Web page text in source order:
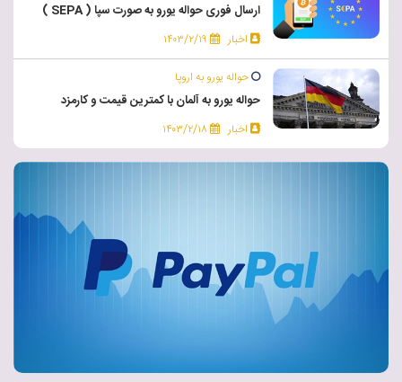
ارسال فوری حواله یورو به صورت سپا ( SEPA )
اخبار ۱۴۰۳/۲/۱۹
حواله یورو به اروپا
حواله یورو به آلمان با کمترین قیمت و کارمزد
اخبار ۱۴۰۳/۲/۱۸